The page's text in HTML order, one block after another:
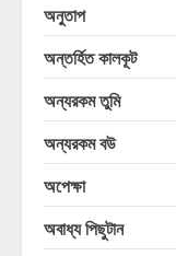
অনুতাপ
অন্তর্হিত কালকূট
অন্যরকম তুমি
অন্যরকম বউ
অপেক্ষা
অবাধ্য পিছুটান